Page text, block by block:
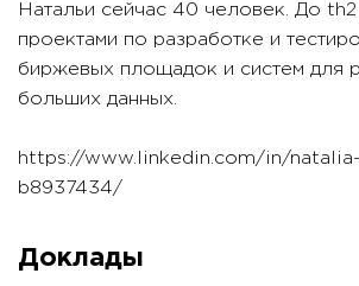
Натальи сейчас 40 человек. До th2
проектами по разработке и
биржевых площадок и систем для
больших данных.
https://www.linkedin.com/in/
b8937434/
Доклады